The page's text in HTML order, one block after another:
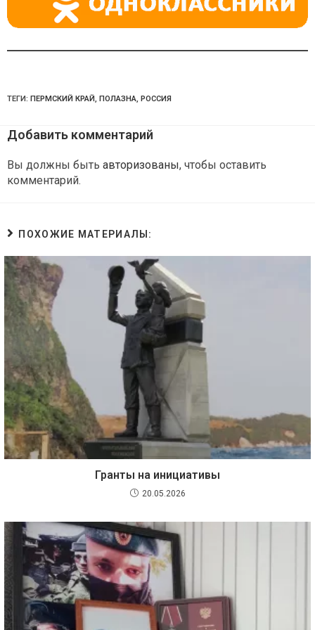
ТЕГИ: ПЕРМСКИЙ КРАЙ, ПОЛАЗНА, РОССИЯ
Добавить комментарий
Вы должны быть авторизованы, чтобы оставить
комментарий.
ПОХОЖИЕ МАТЕРИАЛЫ:
Гранты на инициативы
20.05.2026